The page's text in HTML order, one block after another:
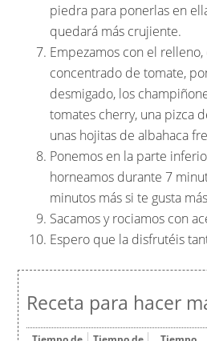
piedra para ponerlas en
quedará más crujiente.
Empezamos con el
concentrado de tomate,
desmigado, los
tomates cherry, una pizca
unas hojitas de albahaca
Ponemos en la parte
horneamos durante 7
minutos más si te gusta
Sacamos y rociamos con
Espero que la disfrutéis
Receta para hacer